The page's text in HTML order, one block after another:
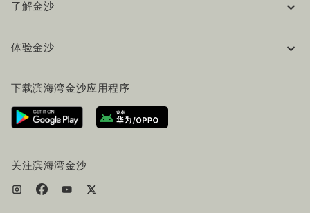
了解金沙
工作机会
联系我们
体验金沙
行程规划
路线指引
服务设施
下载滨海湾金沙应用程序
关注滨海湾金沙